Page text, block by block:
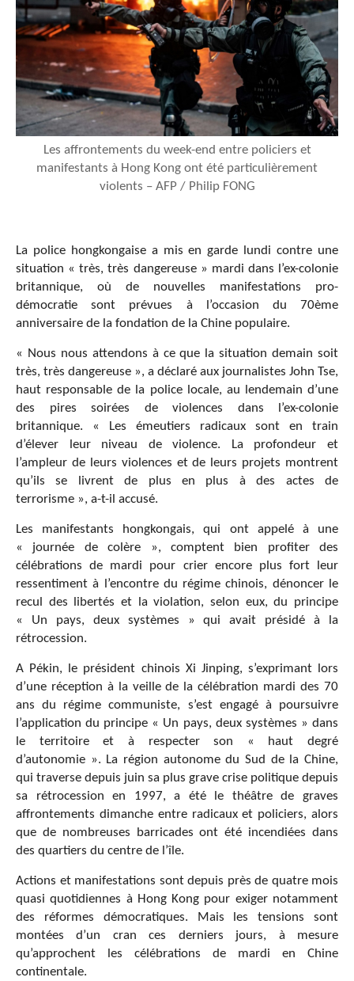
Les affrontements du week-end entre policiers et
manifestants à Hong Kong ont été particulièrement
violents – AFP / Philip FONG
La police hongkongaise a mis en garde lundi contre une
situation « très, très dangereuse » mardi dans l’ex-colonie
britannique, où de nouvelles manifestations pro-
démocratie sont prévues à l’occasion du 70ème
anniversaire de la fondation de la Chine populaire.
« Nous nous attendons à ce que la situation demain soit
très, très dangereuse », a déclaré aux journalistes John Tse,
haut responsable de la police locale, au lendemain d’une
des pires soirées de violences dans l’ex-colonie
britannique. « Les émeutiers radicaux sont en train
d’élever leur niveau de violence. La profondeur et
l’ampleur de leurs violences et de leurs projets montrent
qu’ils se livrent de plus en plus à des actes de
terrorisme », a-t-il accusé.
Les manifestants hongkongais, qui ont appelé à une
« journée de colère », comptent bien profiter des
célébrations de mardi pour crier encore plus fort leur
ressentiment à l’encontre du régime chinois, dénoncer le
recul des libertés et la violation, selon eux, du principe
« Un pays, deux systèmes » qui avait présidé à la
rétrocession.
A Pékin, le président chinois Xi Jinping, s’exprimant lors
d’une réception à la veille de la célébration mardi des 70
ans du régime communiste, s’est engagé à poursuivre
l’application du principe « Un pays, deux systèmes » dans
le territoire et à respecter son « haut degré
d’autonomie ». La région autonome du Sud de la Chine,
qui traverse depuis juin sa plus grave crise politique depuis
sa rétrocession en 1997, a été le théâtre de graves
affrontements dimanche entre radicaux et policiers, alors
que de nombreuses barricades ont été incendiées dans
des quartiers du centre de l’île.
Actions et manifestations sont depuis près de quatre mois
quasi quotidiennes à Hong Kong pour exiger notamment
des réformes démocratiques. Mais les tensions sont
montées d’un cran ces derniers jours, à mesure
qu’approchent les célébrations de mardi en Chine
continentale.